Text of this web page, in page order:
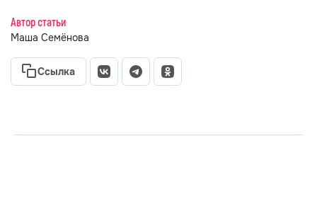
Автор статьи
Маша Семёнова
Ссылка